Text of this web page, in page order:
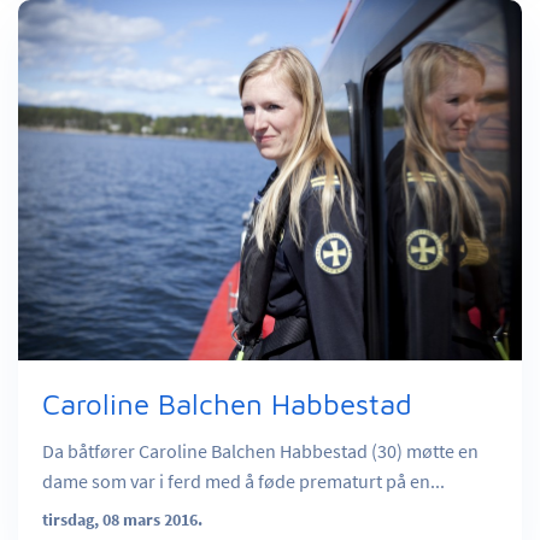
Caroline Balchen Habbestad
Da båtfører Caroline Balchen Habbestad (30) møtte en
dame som var i ferd med å føde prematurt på en...
tirsdag, 08 mars 2016.